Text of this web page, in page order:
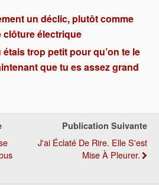
un déclic, plutôt comme
électrique
étais trop petit pour qu’on te le
que tu es assez grand
Publication Suivante
J'ai Éclaté De Rire. Elle S'est
Mise À Pleurer.